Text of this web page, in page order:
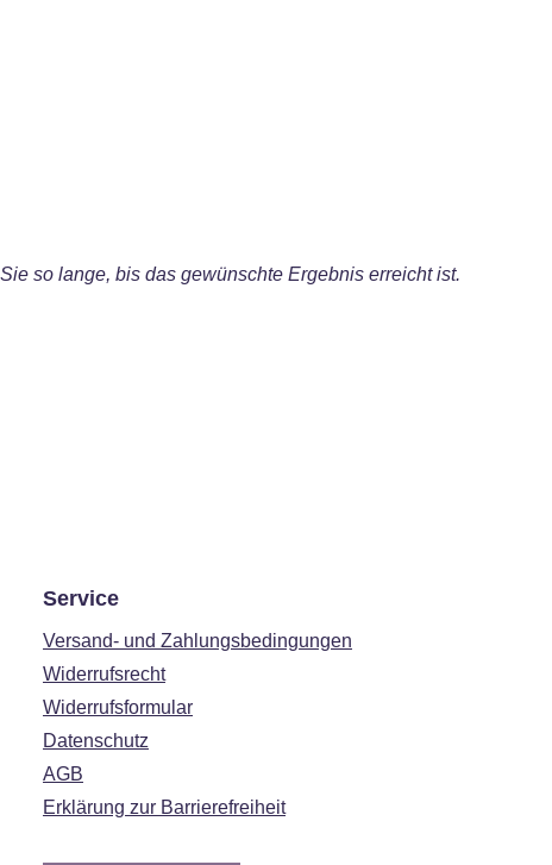
so lange, bis das gewünschte Ergebnis erreicht ist.
Service
Versand- und Zahlungsbedingungen
Widerrufsrecht
Widerrufsformular
Datenschutz
AGB
Erklärung zur Barrierefreiheit